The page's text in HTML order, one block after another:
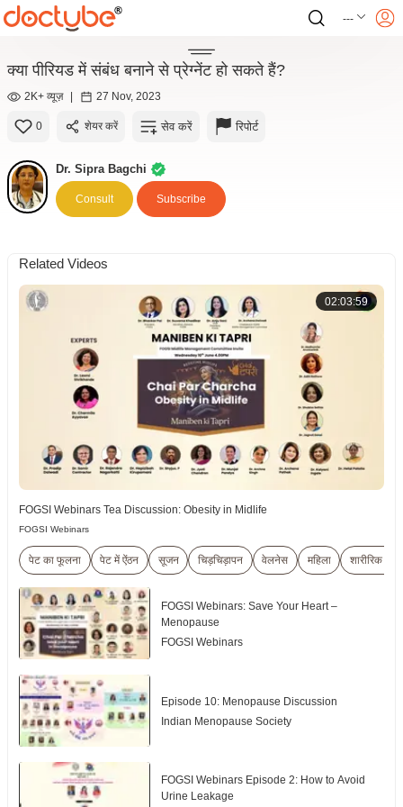
---
क्या पीरियड में संबंध बनाने से प्रेग्नेंट हो सकते हैं?
2K+ व्यूज़ | 27 Nov, 2023
0 शेयर करें सेव करें रिपोर्ट
Dr. Sipra Bagchi
Consult Subscribe
Related Videos
02:03:59
FOGSI Webinars Tea Discussion: Obesity in Midlife
FOGSI Webinars
पेट का फूलना पेट में ऐंठन सूजन चिड़चिड़ापन वेलनेस महिला शारीरिक जाँच
FOGSI Webinars: Save Your Heart –
Menopause
FOGSI Webinars
Episode 10: Menopause Discussion
Indian Menopause Society
FOGSI Webinars Episode 2: How to Avoid
Urine Leakage